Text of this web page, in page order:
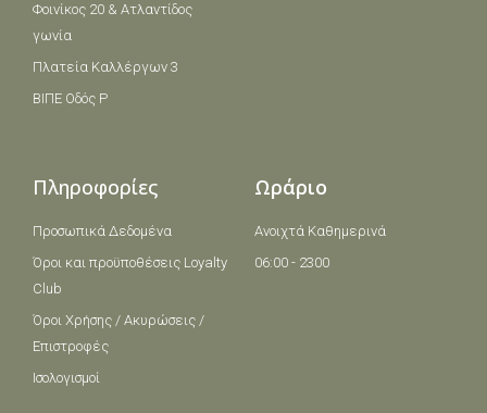
Φοινίκος 20 & Ατλαντίδος
γωνία
Πλατεία Καλλέργων 3
ΒΙΠΕ Οδός Ρ
Πληροφορίες
Προσωπικά Δεδομένα
Όροι και πρoϋποθέσεις Loyalty
Club
Όροι Χρήσης / Ακυρώσεις /
Επιστροφές
Ισολογισμοί
Ωράριο
Ανοιχτά Καθημερινά
06:00 - 2300